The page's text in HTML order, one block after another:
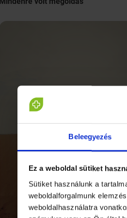
Beleegyezés
Ez a weboldal sütiket
Sütiket használunk a
weboldalforgalmunk
weboldalhasználatra